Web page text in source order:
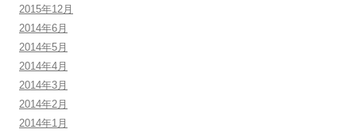
2015年12月
2014年6月
2014年5月
2014年4月
2014年3月
2014年2月
2014年1月